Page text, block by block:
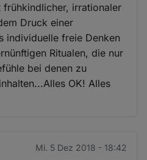
frühkindlicher, irrationaler
Druck einer
individuelle freie Denken
Ritualen, die nur
bei denen zu
OK! Alles
Mi. 5 Dez 2018 - 18:42